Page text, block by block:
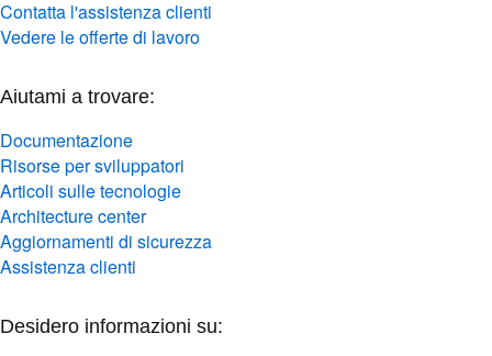
Contatta l'assistenza clienti
Vedere le offerte di lavoro
Aiutami a trovare:
Documentazione
Risorse per sviluppatori
Articoli sulle tecnologie
Architecture center
Aggiornamenti di sicurezza
Assistenza clienti
Desidero informazioni su: